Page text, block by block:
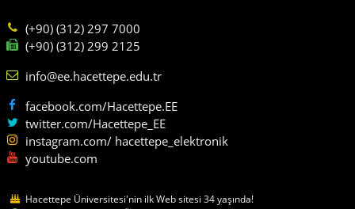
(+90) (312) 297 7000
(+90) (312) 299 2125
info@ee.hacettepe.edu.tr
facebook.com/Hacettepe.EE
twitter.com/Hacettepe_EE
instagram.com/ hacettepe_elektronik
youtube.com
Hacettepe Üniversitesi'nin ilk Web sitesi 34 yaşında!